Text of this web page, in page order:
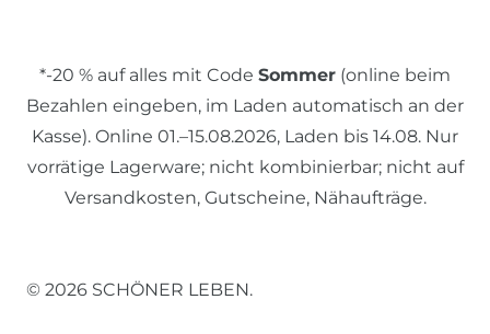
*-20 % auf alles mit Code Sommer (online beim
Bezahlen eingeben, im Laden automatisch an der
Kasse). Online 01.–15.08.2026, Laden bis 14.08. Nur
vorrätige Lagerware; nicht kombinierbar; nicht auf
Versandkosten, Gutscheine, Nähaufträge.
© 2026 SCHÖNER LEBEN.